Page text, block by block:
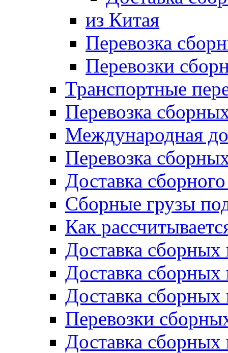
из Китая
Перевозка
Перевозки
Транспортные
Перевозка
Международная
Перевозка
Доставка сборного
Сборные грузы
Как
Доставка сборных
Доставка сборных
Доставка сборных
Перевозки
Доставка сборных